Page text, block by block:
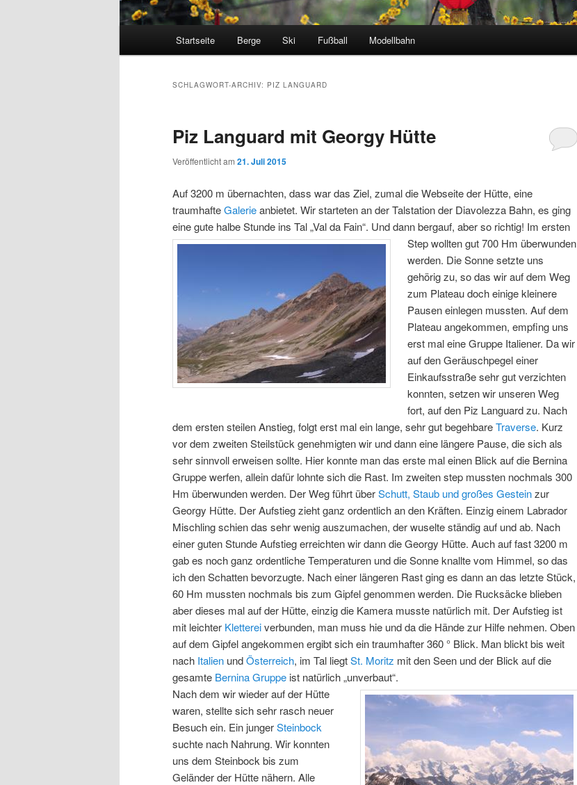
Startseite Berge Ski Fußball Modellbahn
SCHLAGWORT-ARCHIV: PIZ LANGUARD
Piz Languard mit Georgy Hütte
Veröffentlicht am 21. Juli 2015
Auf 3200 m übernachten, dass war das Ziel, zumal die Webseite der Hütte, eine
traumhafteGalerieanbietet. Wir starteten an der Talstation der Diavolezza Bahn, es ging
eine gute halbe Stunde ins Tal „Val da Fain“. Und dann bergauf, aber so richtig! Im ersten
Step wollten gut 700 Hm überwunden
werden. Die Sonne setzte uns
gehörig zu, so das wir auf dem Weg
zum Plateau doch einige kleinere
Pausen einlegen mussten. Auf dem
Plateau angekommen, empfing uns
erst mal eine Gruppe Italiener. Da wir
auf den Geräuschpegel einer
Einkaufsstraße sehr gut verzichten
konnten, setzen wir unseren Weg
fort, auf den Piz Languard zu. Nach
dem ersten steilen Anstieg, folgt erst mal ein lange, sehr gut begehbareTraverse. Kurz
vor dem zweiten Steilstück genehmigten wir und dann eine längere Pause, die sich als
sehr sinnvoll erweisen sollte. Hier konnte man das erste mal einen Blick auf die Bernina
Gruppe werfen, allein dafür lohnte sich die Rast. Im zweiten step mussten nochmals 300
Hm überwunden werden. Der Weg führt überSchutt, Staub und großes Gesteinzur
Georgy Hütte. Der Aufstieg zieht ganz ordentlich an den Kräften. Einzig einem Labrador
Mischling schien das sehr wenig auszumachen, der wuselte ständig auf und ab. Nach
einer guten Stunde Aufstieg erreichten wir dann die Georgy Hütte. Auch auf fast 3200 m
gab es noch ganz ordentliche Temperaturen und die Sonne knallte vom Himmel, so das
ich den Schatten bevorzugte. Nach einer längeren Rast ging es dann an das letzte Stück,
60 Hm mussten nochmals bis zum Gipfel genommen werden. Die Rucksäcke blieben
aber dieses mal auf der Hütte, einzig die Kamera musste natürlich mit. Der Aufstieg ist
mit leichter Klettereiverbunden, man muss hie und da die Hände zur Hilfe nehmen. Oben
auf dem Gipfel angekommen ergibt sich ein traumhafter 360 ° Blick. Man blickt bis weit
nach Italien undÖsterreich, im Tal liegtSt. Moritz mit den Seen und der Blick auf die
gesamte Bernina Gruppe ist natürlich „unverbaut“.
Nach dem wir wieder auf der Hütte
waren, stellte sich sehr rasch neuer
Besuch ein. Ein jungerSteinbock
suchte nach Nahrung. Wir konnten
uns dem Steinbock bis zum
Geländer der Hütte nähern. Alle